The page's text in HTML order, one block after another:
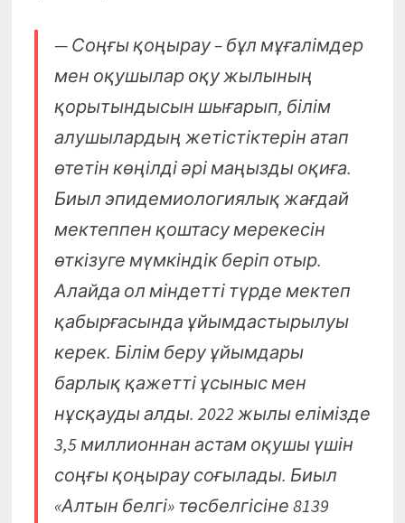
— Соңғы қоңырау – бұл мұғалімдер
мен оқушылар оқу жылының
қорытындысын шығарып, білім
алушылардың жетістіктерін атап
өтетін көңілді әрі маңызды оқиға.
Биыл эпидемиологиялық жағдай
мектеппен қоштасу мерекесін
өткізуге мүмкіндік беріп отыр.
Алайда ол міндетті түрде мектеп
қабырғасында ұйымдастырылуы
керек. Білім беру ұйымдары
барлық қажетті ұсыныс мен
нұсқауды алды. 2022 жылы елімізде
3,5 миллионнан астам оқушы үшін
соңғы қоңырау соғылады. Биыл
«Алтын белгі» төсбелгісіне 8139